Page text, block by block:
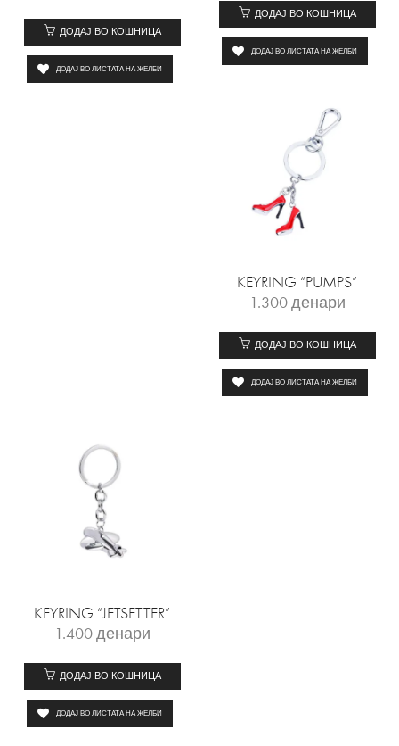
ДОДАЈ ВО КОШНИЦА
ДОДАЈ ВО ЛИСТАТА НА ЖЕЛБИ
ДОДАЈ ВО КОШНИЦА
ДОДАЈ ВО ЛИСТАТА НА ЖЕЛБИ
KEYRING “PUMPS”
1.300денари
ДОДАЈ ВО КОШНИЦА
ДОДАЈ ВО ЛИСТАТА НА ЖЕЛБИ
KEYRING “JETSETTER”
1.400денари
ДОДАЈ ВО КОШНИЦА
ДОДАЈ ВО ЛИСТАТА НА ЖЕЛБИ